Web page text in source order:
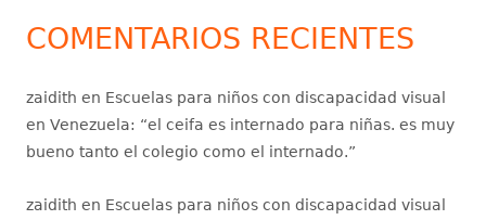
COMENTARIOS RECIENTES
zaidith en Escuelas para niños con discapacidad visual
en Venezuela: “el ceifa es internado para niñas. es muy
bueno tanto el colegio como el internado.”
zaidith en Escuelas para niños con discapacidad visual